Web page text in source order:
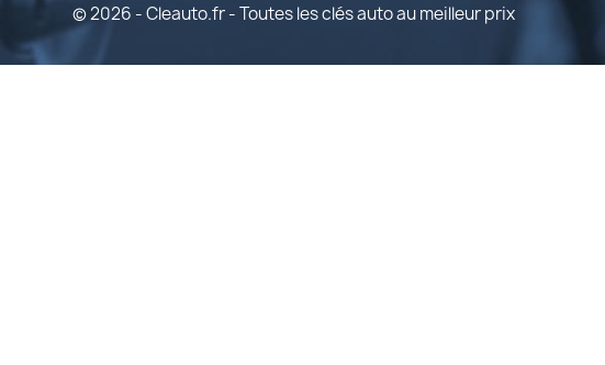
© 2026 - Cleauto.fr - Toutes les clés auto au meilleur prix